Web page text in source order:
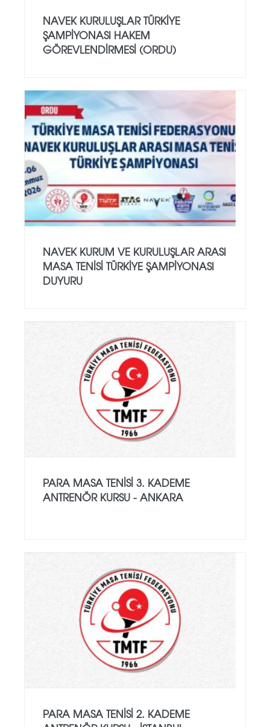
NAVEK KURULUŞLAR TÜRKIYE
ŞAMPIYONASI HAKEM
GÖREVLENDIRMESI (ORDU)
NAVEK KURUM VE KURULUŞLAR ARASI
MASA TENISI TÜRKIYE ŞAMPIYONASI
DUYURU
PARA MASA TENISI 3. KADEME
ANTRENÖR KURSU - ANKARA
PARA MASA TENISI 2. KADEME